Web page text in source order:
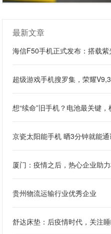
最新文章
海信F50手机正式发布：搭载
超级游戏手机搜罗集，荣耀
想“续命”旧手机？电池最关键
京瓷太阳能手机 晒3分钟就能
厦门：疫情之后，热心企业助
贵州物流运输行业优秀企业
舒达床垫：后疫情时代，关注